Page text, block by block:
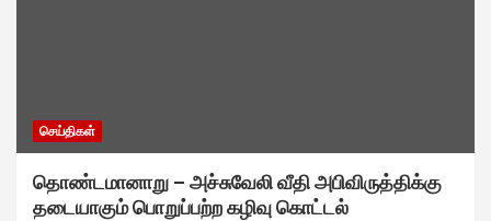
செய்திகள்
தொண்டமானாறு – அச்சுவேலி வீதி அபிவிருத்திக்கு
தடையாகும் பொறுப்பற்ற கழிவு கொட்டல்